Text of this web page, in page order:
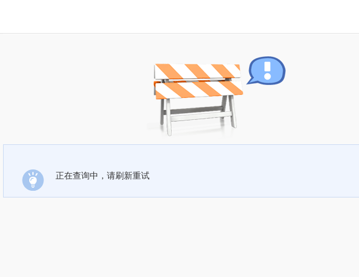
正在查询中，请刷新重试